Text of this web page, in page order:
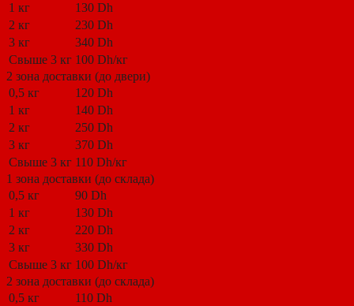
1 кг
130 Dh
2 кг
230 Dh
3 кг
340 Dh
Свыше 3 кг 100 Dh/кг
2 зона доставки (до двери)
0,5 кг
120 Dh
1 кг
140 Dh
2 кг
250 Dh
3 кг
370 Dh
Свыше 3 кг 110 Dh/кг
1 зона доставки (до склада)
0,5 кг
90 Dh
1 кг
130 Dh
2 кг
220 Dh
3 кг
330 Dh
Свыше 3 кг 100 Dh/кг
2 зона доставки (до склада)
0,5 кг
110 Dh